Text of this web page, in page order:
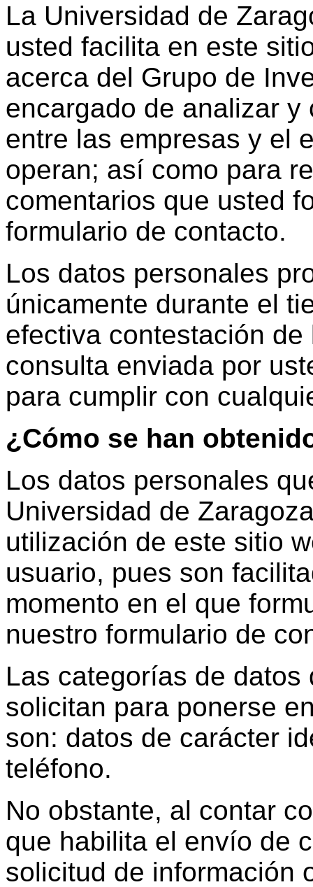
La Universidad de
usted facilita en este
acerca del Grupo de
encargado de analizar
entre las empresas y el
operan; así como para
comentarios que usted
formulario de contacto.
Los datos personales
únicamente durante el
efectiva contestación
consulta enviada por
para cumplir con
¿Cómo se han
Los datos personales
Universidad de
utilización de este sitio
usuario, pues son
momento en el que
nuestro formulario de
Las categorías de
solicitan para ponerse
son: datos de carácter
teléfono.
No obstante, al contar
que habilita el envío de
solicitud de información